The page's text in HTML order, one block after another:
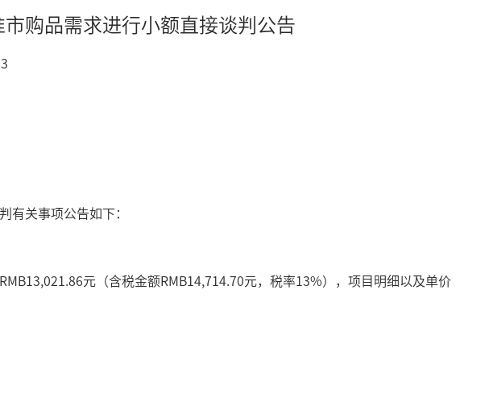
购品需求进行小额直接谈判公告
关事项公告如下：
元（含税金额RMB14,714.70元，税率13%），项目明细以及单价